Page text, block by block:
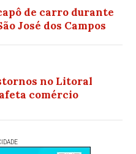
de carro durante
José dos Campos
no Litoral
comércio